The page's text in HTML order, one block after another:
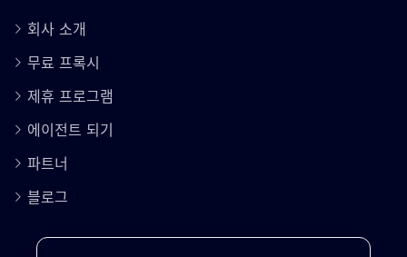
회사 소개
무료 프록시
제휴 프로그램
에이전트 되기
파트너
블로그